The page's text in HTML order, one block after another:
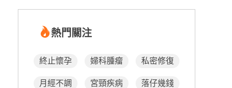
熱門關注
終止懷孕 婦科腫瘤 私密修復
月經不調 宮頸疾病 落仔幾錢